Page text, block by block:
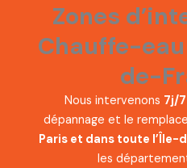
Zones
Chauffe-
de-
Nous intervenons 7j/7
dépannage et le
Paris et dans toute l’Île-
les